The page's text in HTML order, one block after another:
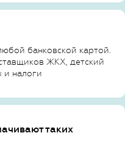
банковской картой.
ЖКХ, детский
и налоги
таких